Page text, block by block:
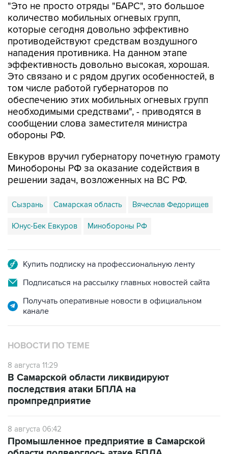
"Это не просто отряды "БАРС", это большое
количество мобильных огневых групп,
которые сегодня довольно эффективно
противодействуют средствам воздушного
нападения противника. На данном этапе
эффективность довольно высокая, хорошая.
Это связано и с рядом других особенностей, в
том числе работой губернаторов по
обеспечению этих мобильных огневых групп
необходимыми средствами", - приводятся в
сообщении слова заместителя министра
обороны РФ.
Евкуров вручил губернатору почетную грамоту
Минобороны РФ за оказание содействия в
решении задач, возложенных на ВС РФ.
Сызрань Самарская область Вячеслав Федорищев
Юнус-Бек Евкуров Минобороны РФ
Купить подписку на профессиональную ленту
Подписаться на рассылку главных новостей сайта
Получать оперативные новости в официальном
канале
НОВОСТИ ПО ТЕМЕ
8 августа 11:29
В Самарской области ликвидируют
последствия атаки БПЛА на
промпредприятие
8 августа 06:42
Промышленное предприятие в Самарской